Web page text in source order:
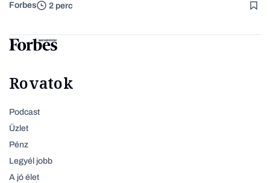
Forbes 2 perc
Rovatok
Podcast
Üzlet
Pénz
Legyél jobb
A jó élet